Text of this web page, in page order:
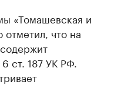
«Томашевская и
отметил, что на
ст. 187 УК РФ.